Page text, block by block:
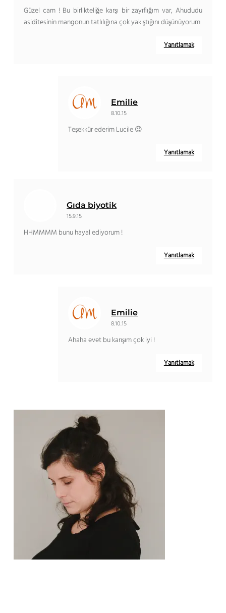
Güzel cam ! Bu birlikteliğe karşı bir zayıflığım var, Ahududu
asiditesinin mangonun tatlılığına çok yakıştığını düşünüyorum
Yanıtlamak
Emilie
8.10.15
Teşekkür ederim Lucile 😉
Yanıtlamak
Gıda biyotik
15.9.15
HHMMMM bunu hayal ediyorum !
Yanıtlamak
Emilie
8.10.15
Ahaha evet bu karışım çok iyi !
Yanıtlamak